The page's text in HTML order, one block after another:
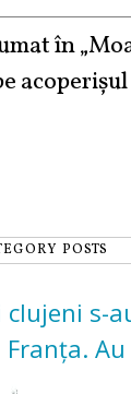
în
POSTS
clujeni s-
și